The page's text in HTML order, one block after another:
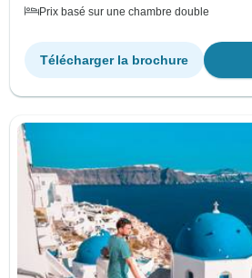
Prix basé sur une chambre double
Télécharger la brochure